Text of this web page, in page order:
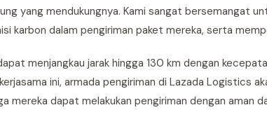
yang mendukungnya. Kami sangat bersemangat
karbon dalam pengiriman paket mereka, serta
menjangkau jarak hingga 130 km dengan
ini, armada pengiriman di Lazada Logistics
mereka dapat melakukan pengiriman dengan aman